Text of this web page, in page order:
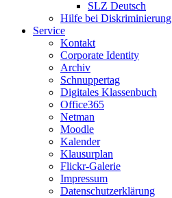
SLZ Deutsch
Hilfe bei Diskriminierung
Service
Kontakt
Corporate Identity
Archiv
Schnuppertag
Digitales Klassenbuch
Office365
Netman
Moodle
Kalender
Klausurplan
Flickr-Galerie
Impressum
Datenschutzerklärung